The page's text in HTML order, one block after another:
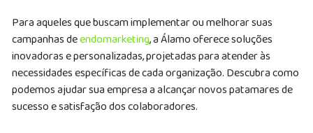
Para aqueles que buscam implementar ou melhorar suas
campanhas deendomarketing, a Álamo oferece soluções
inovadoras e personalizadas, projetadas para atender às
necessidades específicas de cada organização. Descubra como
podemos ajudar sua empresa a alcançar novos patamares de
sucesso e satisfação dos colaboradores.